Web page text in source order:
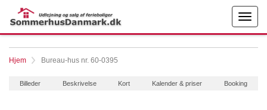
Hjem Bureau-hus nr. 60-0395
Billeder Beskrivelse Kort Kalender & priser Booking